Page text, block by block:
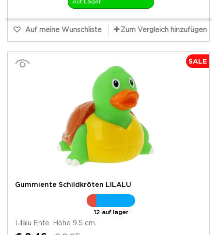
Auf Lager
Auf meine Wunschliste Zum Vergleich hinzufügen
SALE
Gummiente Schildkröten LILALU
12 auf lager
Lilalu Ente. Höhe 9.5 cm.